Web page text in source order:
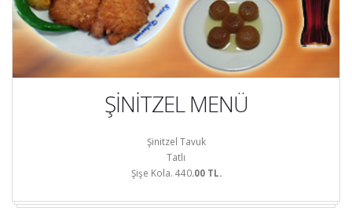
ŞİNİTZEL MENÜ
Şinitzel Tavuk
Tatlı
Şişe Kola. 440.00 TL.